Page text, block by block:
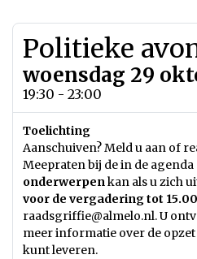
Politieke
woensdag 29
19:30 - 23:00
Toelichting
Aanschuiven? Meld u aan of
Meepraten bij de in de
onderwerpenkan als u zich
voor de vergadering tot 15.00
raadsgriffie@almelo.nl. U
meer informatie over de
kunt leveren.